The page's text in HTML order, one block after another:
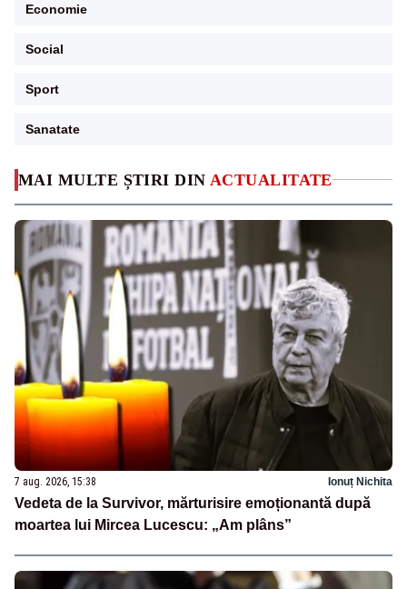
MAI MULTE ȘTIRI DIN ACTUALITATE
7 aug. 2026, 15:38 Ionuț Nichita
Vedeta de la Survivor, mărturisire emoționantă după
moartea lui Mircea Lucescu: „Am plâns”
Economie
Social
Sport
Sanatate